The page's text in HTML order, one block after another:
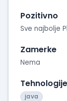
Pozitivno
Sve najbolje
Zamerke
Nema
Tehnologije
java